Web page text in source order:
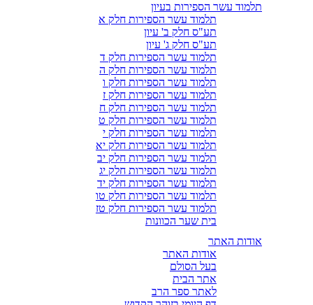
תלמוד עשר הספירות בעיון
תלמוד עשר הספירות חלק א
תע"ס חלק ב' עיון
תע"ס חלק ג' עיון
תלמוד עשר הספירות חלק ד
תלמוד עשר הספירות חלק ה
תלמוד עשר הספירות חלק ו
תלמוד עשר הספירות חלק ז
תלמוד עשר הספירות חלק ח
תלמוד עשר הספירות חלק ט
תלמוד עשר הספירות חלק י
תלמוד עשר הספירות חלק יא
תלמוד עשר הספירות חלק יב
תלמוד עשר הספירות חלק יג
תלמוד עשר הספירות חלק יד
תלמוד עשר הספירות חלק טו
תלמוד עשר הספירות חלק טז
בית שער הכוונות
אודות האתר
אודות האתר
בעל הסולם
אתר הבית
לאתר ספר הרב